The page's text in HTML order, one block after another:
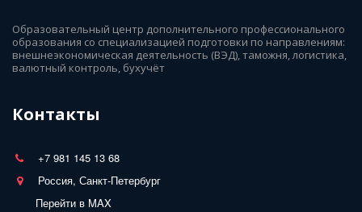
Образовательный центр дополнительного профессионального
образования со специализацией подготовки по направлениям:
внешнеэкономическая деятельность (ВЭД), таможня, логистика,
валютный контроль, бухучёт
Контакты
+7 981 145 13 68
Россия, Санкт-Петербург
Перейти в MAX